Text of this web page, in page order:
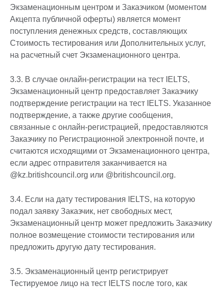
Экзаменационным центром и Заказчиком (моментом
Акцепта публичной оферты) является момент
поступления денежных средств, составляющих
Стоимость тестирования или Дополнительных услуг,
на расчетный счет Экзаменационного центра.
3.3. В случае онлайн-регистрации на тест IELTS,
Экзаменационный центр предоставляет Заказчику
подтверждение регистрации на тест IELTS. Указанное
подтверждение, а также другие сообщения,
связанные с онлайн-регистрацией, предоставляются
Заказчику по Регистрационной электронной почте, и
считаются исходящими от Экзаменационного центра,
если адрес отправителя заканчивается на
@kz.britishcouncil.org или @britishcouncil.org.
3.4. Если на дату тестирования IELTS, на которую
подал заявку Заказчик, нет свободных мест,
Экзаменационный центр может предложить Заказчику
полное возмещение стоимости тестирования или
предложить другую дату тестирования.
3.5. Экзаменационный центр регистрирует
Тестируемое лицо на тест IELTS после того, как